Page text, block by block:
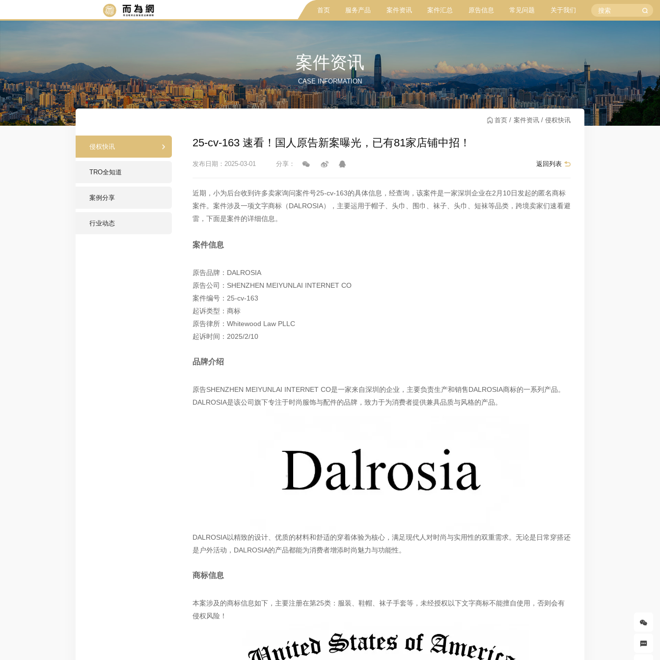
首页 服务产品 案件资讯 案件汇总 原告信息 常见问题 关于我们
案件资讯
CASE INFORMATION
首页 案件资讯 侵权快讯
侵权快讯
TRO全知道
案例分享
行业动态
25-cv-163 速看！国人原告新案曝光，已有81家店铺中招！
发布日期：2025-03-01 分享： 返回列表
近期，小为后台收到许多卖家询问案件号25-cv-163的具体信息，经查询，该案件是一家深圳企业在2月10日发起的匿名商标
案件。案件涉及一项文字商标（DALROSIA），主要运用于帽子、头巾、围巾、袜子、头巾、短袜等品类，跨境卖家们速看避
雷，下面是案件的详细信息。
案件信息
原告品牌：DALROSIA
原告公司：SHENZHEN MEIYUNLAI INTERNET CO
案件编号：25-cv-163
起诉类型：商标
原告律所：Whitewood Law PLLC
起诉时间：2025/2/10
品牌介绍
原告SHENZHEN MEIYUNLAI INTERNET CO是一家来自深圳的企业，主要负责生产和销售DALROSIA商标的一系列产品。
DALROSIA是该公司旗下专注于时尚服饰与配件的品牌，致力于为消费者提供兼具品质与风格的产品。
DALROSIA以精致的设计、优质的材料和舒适的穿着体验为核心，满足现代人对时尚与实用性的双重需求。无论是日常穿搭还
是户外活动，DALROSIA的产品都能为消费者增添时尚魅力与功能性。
商标信息
本案涉及的商标信息如下，主要注册在第25类：服装、鞋帽、袜子手套等，未经授权以下文字商标不能擅自使用，否则会有
侵权风险！